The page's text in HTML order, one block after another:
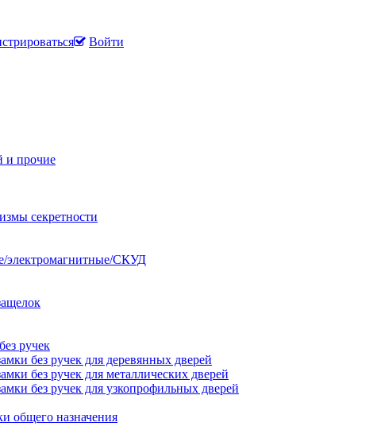
Войти
и прочие
секретности
электромагнитные/СКУД
ручек
без ручек для деревянных дверей
без ручек для металлических дверей
без ручек для узкопрофильных дверей
общего назначения